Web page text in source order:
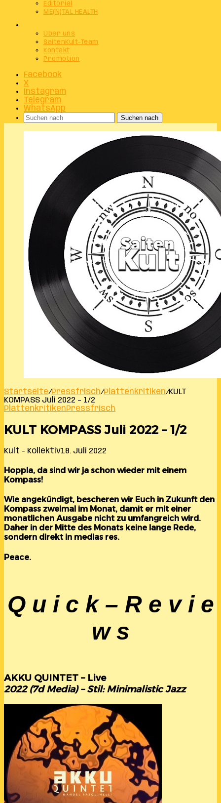
Editorial
ME(N)TAL HEALTH
Über uns
SaitenKult-Team
Kontakt
Promotion
Facebook
X
Instagram
Telegram
WhatsApp
Suchen nach
Startseite/Pressfrisch/Plattenkritiken/KULT
KOMPASS Juli 2022 – 1/2
PlattenkritikenPressfrisch
KULT KOMPASS Juli 2022 – 1/2
Kult - Kollektiv18. Juli 2022
Hoppla, da sind wir ja schon wieder mit einem
Kompass!
Wie angekündigt, bescheren wir Euch in Zukunft den
Kompass zweimal im Monat, damit er mit einer
monatlichen Ausgabe nicht zu umfangreich wird.
Daher in der Mitte des Monats keine lange Rede,
sondern direkt in medias res.
Peace.
Q u i c k – R e v i e
w s
AKKU QUINTET – Live
2022 (7d Media) – Stil: Minimalistic Jazz